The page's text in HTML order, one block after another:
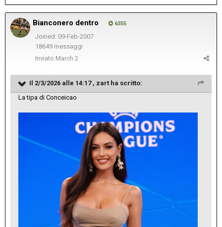
Bianconero dentro 6355
Joined: 09-Feb-2007
18649 messaggi
Inviato March 2
Il 2/3/2026 alle 14:17 , zart ha scritto:
La tipa di Conceicao